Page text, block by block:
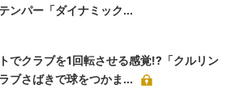
ンパー「ダイナミック...
でクラブを1回転させる感覚!?「クルリン
ブさばきで球をつかま...